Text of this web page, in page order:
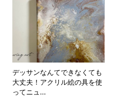
デッサンなんてできなくても
大丈夫！アクリル絵の具を使
ってニュ...